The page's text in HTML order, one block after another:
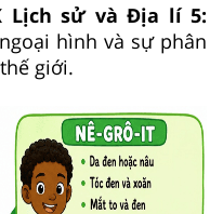
Lịch sử và Địa lí 5:
hình và sự phân
giới.